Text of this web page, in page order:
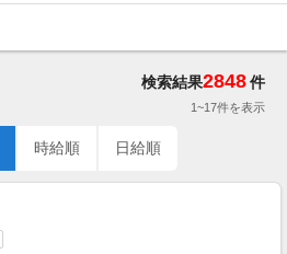
検索結果2848件
1~17件を表示
時給順 日給順